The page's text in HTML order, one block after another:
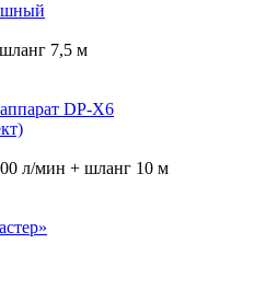
7,5 м
л/мин + шланг 10 м